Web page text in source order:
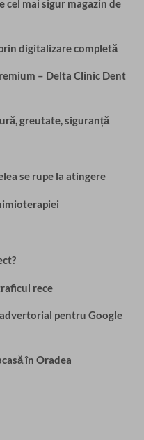
cel mai sigur magazin de
digitalizare completă
– Delta Clinic Dent
greutate, siguranță
se rupe la atingere
rece
pentru Google
în Oradea